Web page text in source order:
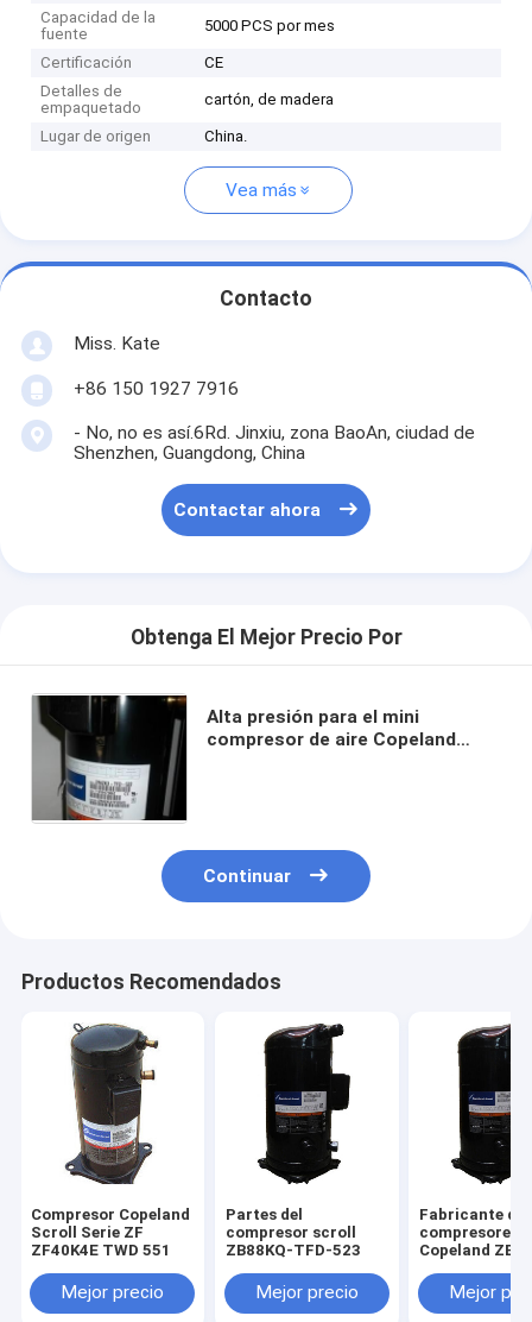
Capacidad de la
fuente
5000 PCS por mes
Certificación
CE
Detalles de
empaquetado
cartón, de madera
Lugar de origen China.
Vea más
Contacto
Miss. Kate
+86 150 1927 7916
- No, no es así.6Rd. Jinxiu, zona BaoAn, ciudad de
Shenzhen, Guangdong, China
Contactar ahora
Obtenga El Mejor Precio Por
Alta presión para el mini
compresor de aire Copeland
Continuar
Productos Recomendados
Compresor Copeland
Scroll Serie ZF
ZF40K4E TWD 551
Mejor precio
Partes del
compresor scroll
ZB88KQ-TFD-523
Mejor precio
Fabricante de
compresores
Copeland
Mejor